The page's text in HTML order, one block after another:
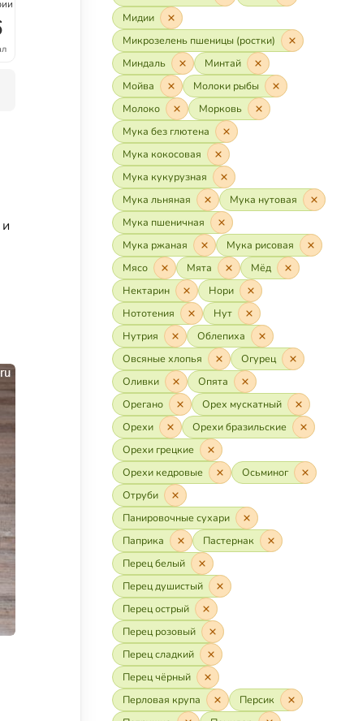
Мидии
Микрозелень пшеницы (ростки)
Миндаль
Минтай
Мойва
Молоки рыбы
Молоко
Морковь
Мука без глютена
Мука кокосовая
Мука кукурузная
Мука льняная
Мука нутовая
Мука пшеничная
Мука ржаная
Мука рисовая
Мясо
Мята
Мёд
Нектарин
Нори
Нототения
Нут
Нутрия
Облепиха
Овсяные хлопья
Огурец
Оливки
Опята
Орегано
Орех мускатный
Орехи
Орехи бразильские
Орехи грецкие
Орехи кедровые
Осьминог
Отруби
Панировочные сухари
Паприка
Пастернак
Перец белый
Перец душистый
Перец острый
Перец розовый
Перец сладкий
Перец чёрный
Перловая крупа
Персик